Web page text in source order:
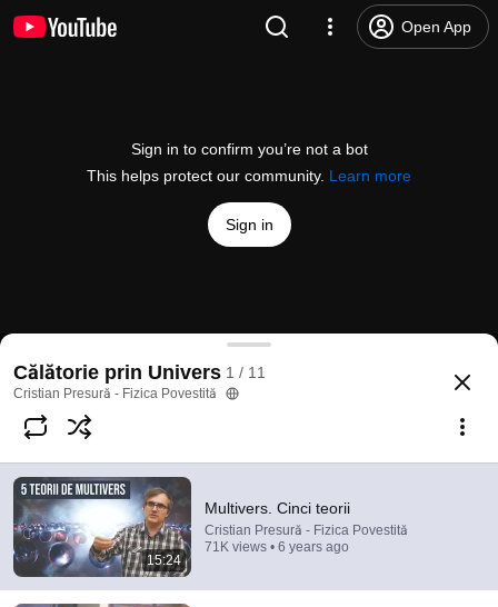
Open App
Sign in to confirm you’re not a bot
This helps protect our community. Learn more
Sign in
Multivers. Cinci teorii
@presura 3.8K likes 71K views 6 years ago
Subscribe
Comments 341
Comment...
Călătorie prin Univers 1 / 11
Cristian Presură - Fizica Povestită
15:24
Multivers. Cinci teorii
Cristian Presură - Fizica Povestită
71K views • 6 years ago